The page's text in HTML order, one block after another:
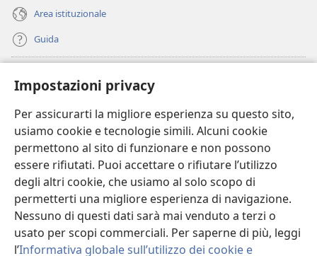
Impostazioni privacy
Per assicurarti la migliore esperienza su questo sito,
usiamo cookie e tecnologie simili. Alcuni cookie
permettono al sito di funzionare e non possono
essere rifiutati. Puoi accettare o rifiutare l’utilizzo
degli altri cookie, che usiamo al solo scopo di
permetterti una migliore esperienza di navigazione.
Nessuno di questi dati sarà mai venduto a terzi o
usato per scopi commerciali. Per saperne di più, leggi
l’Informativa globale sull’utilizzo dei cookie e
Area istituzionale
Guida
(apre
una
nuova
finestra)
BIBLIOTECA ONLINE Watchtower
(apre
una
nuova
finestra)
JW Hub
(apre
una
nuova
finestra)
JW Library
Watchtower Library®